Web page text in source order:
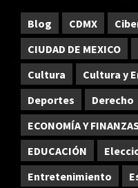
Blog CDMX
CIUDAD DE MEXICO
Cultura
Cultura y
Deportes
Derecho
ECONOMÍA Y
EDUCACIÓN
Entretenimiento